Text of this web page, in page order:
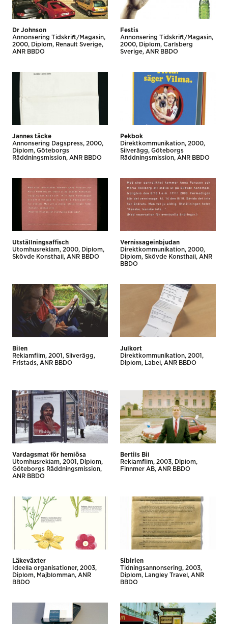
Dr Johnson
Annonsering Tidskrift/Magasin
2000
Diplom
Renault Sverige
ANR BBDO
Festis
Annonsering Tidskrift/Magasin
2000
Diplom Carlsberg
Sverige
ANR BBDO
Jannes täcke
Annonsering Dagspress 2000
Diplom Göteborgs
Räddningsmission
ANR BBDO
Pekbok
Direktkommunikation 2000
Silverägg
Göteborgs
Räddningsmission
ANR BBDO
Utställningsaffisch
Utomhus­reklam 2000
Diplom
Skövde Konsthall
ANR BBDO
Vernissageinbjudan
Direktkommunikation 2000
Diplom Skövde Konsthall
ANR
BBDO
Bilen
Reklamfilm 2001
Silverägg
Fristads
ANR BBDO
Julkort
Direktkommunikation 2001
Diplom
Label ANR BBDO
Vardagsmat för hemlösa
Utomhus­reklam 2001
Diplom
Göteborgs Räddningsmission
ANR BBDO
Bertils Bil
Reklamfilm 2003
Diplom
Finnmer AB
ANR BBDO
Läkeväxter
Ideella organisationer 2003
Diplom
Majblomman
ANR
BBDO
Sibirien
Tidnings­annonsering
2003
Diplom
Langley Travel
ANR
BBDO